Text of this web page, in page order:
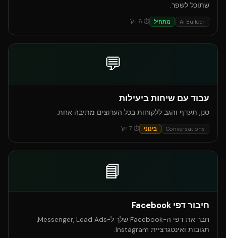
שתוכל לשפר.
Ai Builder מתחיל ⏱
6 דק'
💬
עבוד עם שיחות ביעילות
סנן, תעדף והגב ללקוחות בכל הערוצים מתיבה אחת.
Conversations בינוני ⏱
7 דק'
📘
חיבור דפי Facebook
חבר את דפי ה-Facebook שלך ל-Messenger, Lead Ads,
תגובות ואינטגרציית Instagram.